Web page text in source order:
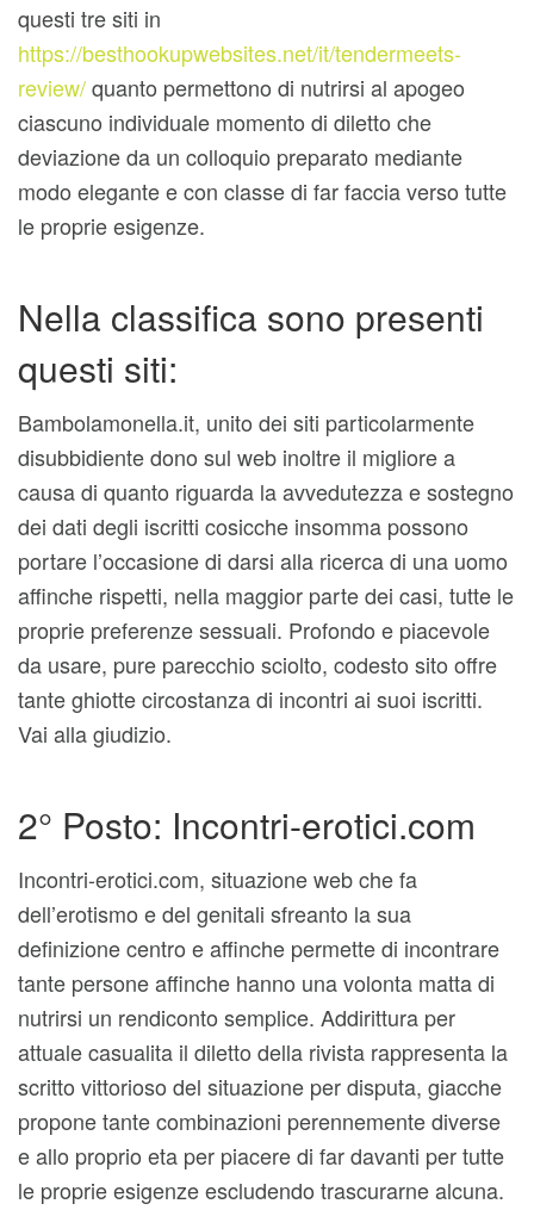
questi tre siti in
https://besthookupwebsites.net/it/tendermeets-
review/quanto permettono di nutrirsi al apogeo
ciascuno individuale momento di diletto che
deviazione da un colloquio preparato mediante
modo elegante e con classe di far faccia verso tutte
le proprie esigenze.
Nella classifica sono presenti
questi siti:
Bambolamonella.it, unito dei siti particolarmente
disubbidiente dono sul web inoltre il migliore a
causa di quanto riguarda la avvedutezza e sostegno
dei dati degli iscritti cosicche insomma possono
portare l’occasione di darsi alla ricerca di una uomo
affinche rispetti, nella maggior parte dei casi, tutte le
proprie preferenze sessuali. Profondo e piacevole
da usare, pure parecchio sciolto, codesto sito offre
tante ghiotte circostanza di incontri ai suoi iscritti.
Vai alla giudizio.
2° Posto: Incontri-erotici.com
Incontri-erotici.com, situazione web che fa
dell’erotismo e del genitali sfreanto la sua
definizione centro e affinche permette di incontrare
tante persone affinche hanno una volonta matta di
nutrirsi un rendiconto semplice. Addirittura per
attuale casualita il diletto della rivista rappresenta la
scritto vittorioso del situazione per disputa, giacche
propone tante combinazioni perennemente diverse
e allo proprio eta per piacere di far davanti per tutte
le proprie esigenze escludendo trascurarne alcuna.